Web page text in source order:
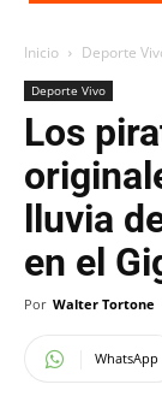
Inicio Deporte
Deporte Vivo
Los
lluvia
en el
Por Walter Tortone
WhatsApp